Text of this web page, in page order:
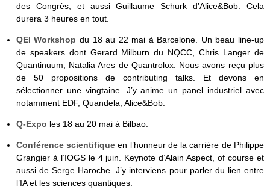
des Congrès, et aussi Guillaume Schurk d’Alice&Bob. Cela
durera 3 heures en tout.
QEI Workshop du 18 au 22 mai à Barcelone. Un beau line-up
de speakers dont Gerard Milburn du NQCC, Chris Langer de
Quantinuum, Natalia Ares de Quantrolox. Nous avons reçu plus
de 50 propositions de contributing talks. Et devons en
sélectionner une vingtaine. J’y anime un panel industriel avec
notamment EDF, Quandela, Alice&Bob.
Q-Expo les 18 au 20 mai à Bilbao.
Conférence scientifique en l’honneur de la carrière de Philippe
Grangier à l’IOGS le 4 juin. Keynote d’Alain Aspect, of course et
aussi de Serge Haroche. J’y interviens pour parler du lien entre
l’IA et les sciences quantiques.